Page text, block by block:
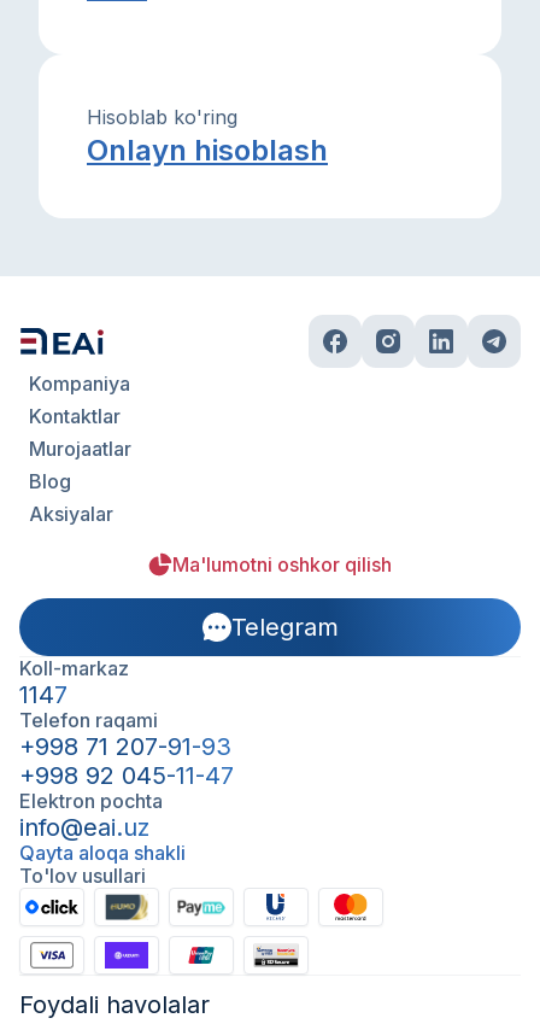
Hisoblab ko'ring
Onlayn hisoblash
Kompaniya
Kontaktlar
Murojaatlar
Blog
Aksiyalar
Ma'lumotni oshkor qilish
Telegram
Koll-markaz
1147
Telefon raqami
+998 71 207-91-93
+998 92 045-11-47
Elektron pochta
info@eai.uz
Qayta aloqa shakli
To'lov usullari
Foydali havolalar